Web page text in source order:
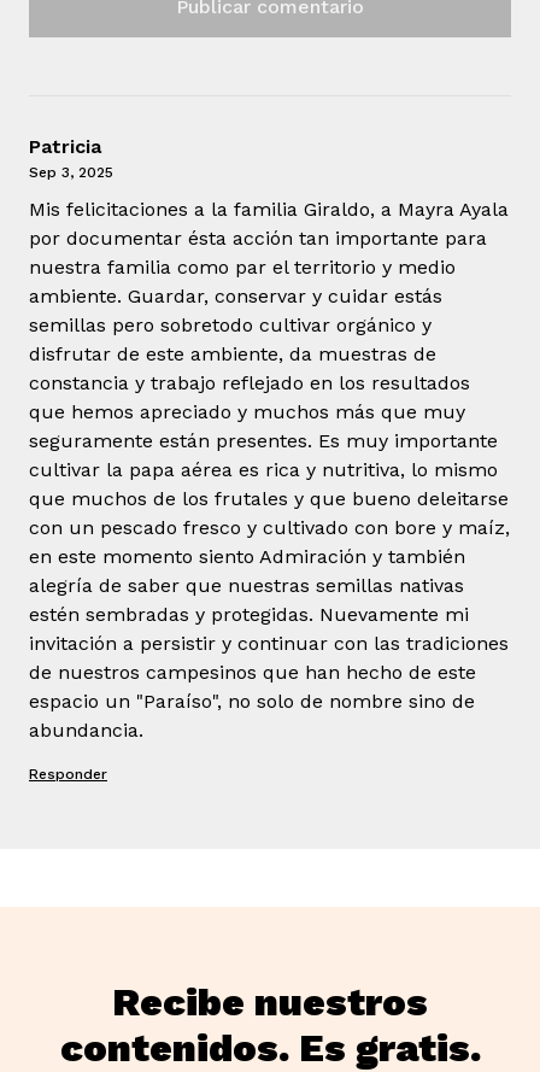
Patricia
Sep 3, 2025
Mis felicitaciones a la familia Giraldo, a Mayra Ayala
por documentar ésta acción tan importante para
nuestra familia como par el territorio y medio
ambiente. Guardar, conservar y cuidar estás
semillas pero sobretodo cultivar orgánico y
disfrutar de este ambiente, da muestras de
constancia y trabajo reflejado en los resultados
que hemos apreciado y muchos más que muy
seguramente están presentes. Es muy importante
cultivar la papa aérea es rica y nutritiva, lo mismo
que muchos de los frutales y que bueno deleitarse
con un pescado fresco y cultivado con bore y maíz,
en este momento siento Admiración y también
alegría de saber que nuestras semillas nativas
estén sembradas y protegidas. Nuevamente mi
invitación a persistir y continuar con las tradiciones
de nuestros campesinos que han hecho de este
espacio un "Paraíso", no solo de nombre sino de
abundancia.
Responder
Recibe nuestros
contenidos. Es gratis.